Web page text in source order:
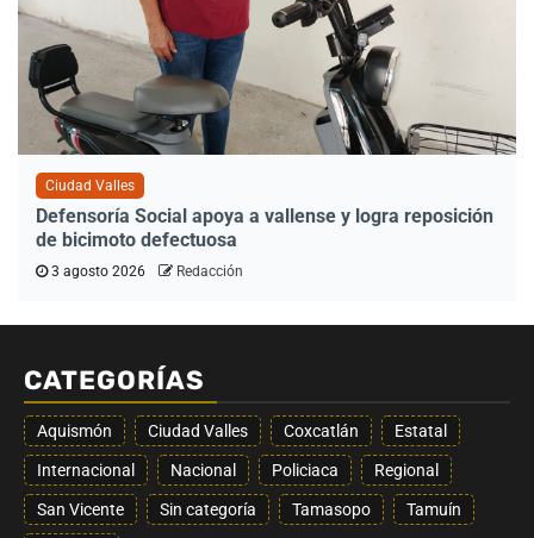
Ciudad Valles
Defensoría Social apoya a vallense y logra reposición
de bicimoto defectuosa
3 agosto 2026 Redacción
CATEGORÍAS
Aquismón Ciudad Valles Coxcatlán Estatal
Internacional Nacional Policiaca Regional
San Vicente Sin categoría Tamasopo Tamuín